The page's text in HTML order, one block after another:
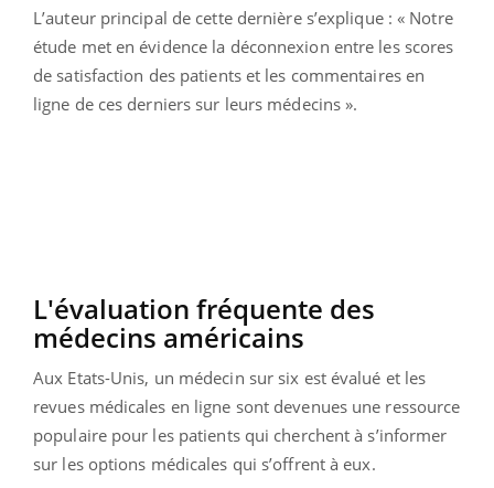
L’auteur principal de cette dernière s’explique : « Notre
étude met en évidence la déconnexion entre les scores
de satisfaction des patients et les commentaires en
ligne de ces derniers sur leurs médecins ».
L'évaluation fréquente des
médecins américains
Aux Etats-Unis, un médecin sur six est évalué et les
revues médicales en ligne sont devenues une ressource
populaire pour les patients qui cherchent à s’informer
sur les options médicales qui s’offrent à eux.